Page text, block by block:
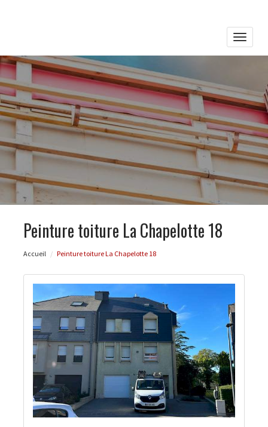
Toggle
Peinture toiture La Chapelotte 18
Accueil Peinture toiture La Chapelotte 18